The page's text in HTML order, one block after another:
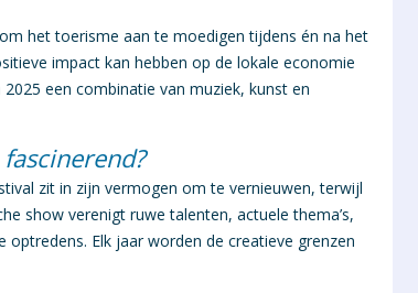
het toerisme aan te moedigen tijdens én na het
impact kan hebben op de lokale economie
een combinatie van muziek, kunst en
zit in zijn vermogen om te vernieuwen, terwijl
show verenigt ruwe talenten, actuele thema’s,
Elk jaar worden de creatieve grenzen